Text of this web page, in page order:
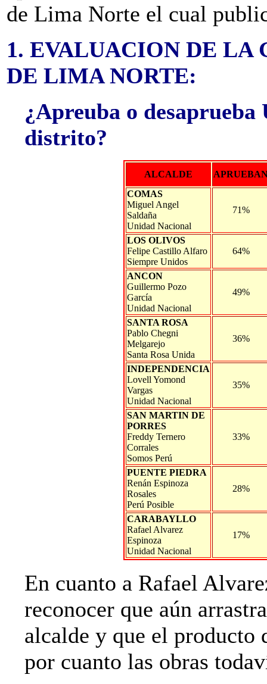
de Lima Norte el cual
1. EVALUACION DE LA
DE LIMA NORTE:
¿Apreuba o desaprueba
distrito?
ALCALDE
COMAS
Miguel Angel
Saldaña
Unidad Nacional
71%
LOS OLIVOS
Felipe Castillo Alfaro
Siempre Unidos
64%
ANCON
Guillermo Pozo
García
Unidad Nacional
49%
SANTA ROSA
Pablo Chegni
Melgarejo
Santa Rosa Unida
36%
INDEPENDENCIA
Lovell Yomond
Vargas
Unidad Nacional
35%
SAN MARTIN DE
PORRES
Freddy Ternero
Corrales
Somos Perú
33%
PUENTE PIEDRA
Renán Espinoza
Rosales
Perú Posible
28%
CARABAYLLO
Rafael Alvarez
Espinoza
Unidad Nacional
17%
En cuanto a Rafael
reconocer que aún
alcalde y que el producto
por cuanto las obras